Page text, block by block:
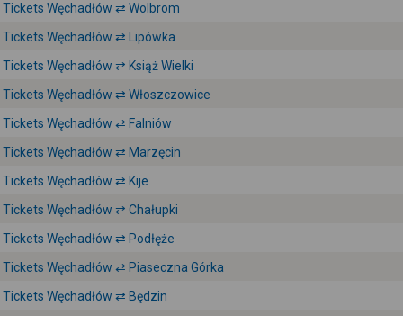
Tickets Węchadłów ⇄ Wolbrom
Tickets Węchadłów ⇄ Lipówka
Tickets Węchadłów ⇄ Książ Wielki
Tickets Węchadłów ⇄ Włoszczowice
Tickets Węchadłów ⇄ Falniów
Tickets Węchadłów ⇄ Marzęcin
Tickets Węchadłów ⇄ Kije
Tickets Węchadłów ⇄ Chałupki
Tickets Węchadłów ⇄ Podłęże
Tickets Węchadłów ⇄ Piaseczna Górka
Tickets Węchadłów ⇄ Będzin